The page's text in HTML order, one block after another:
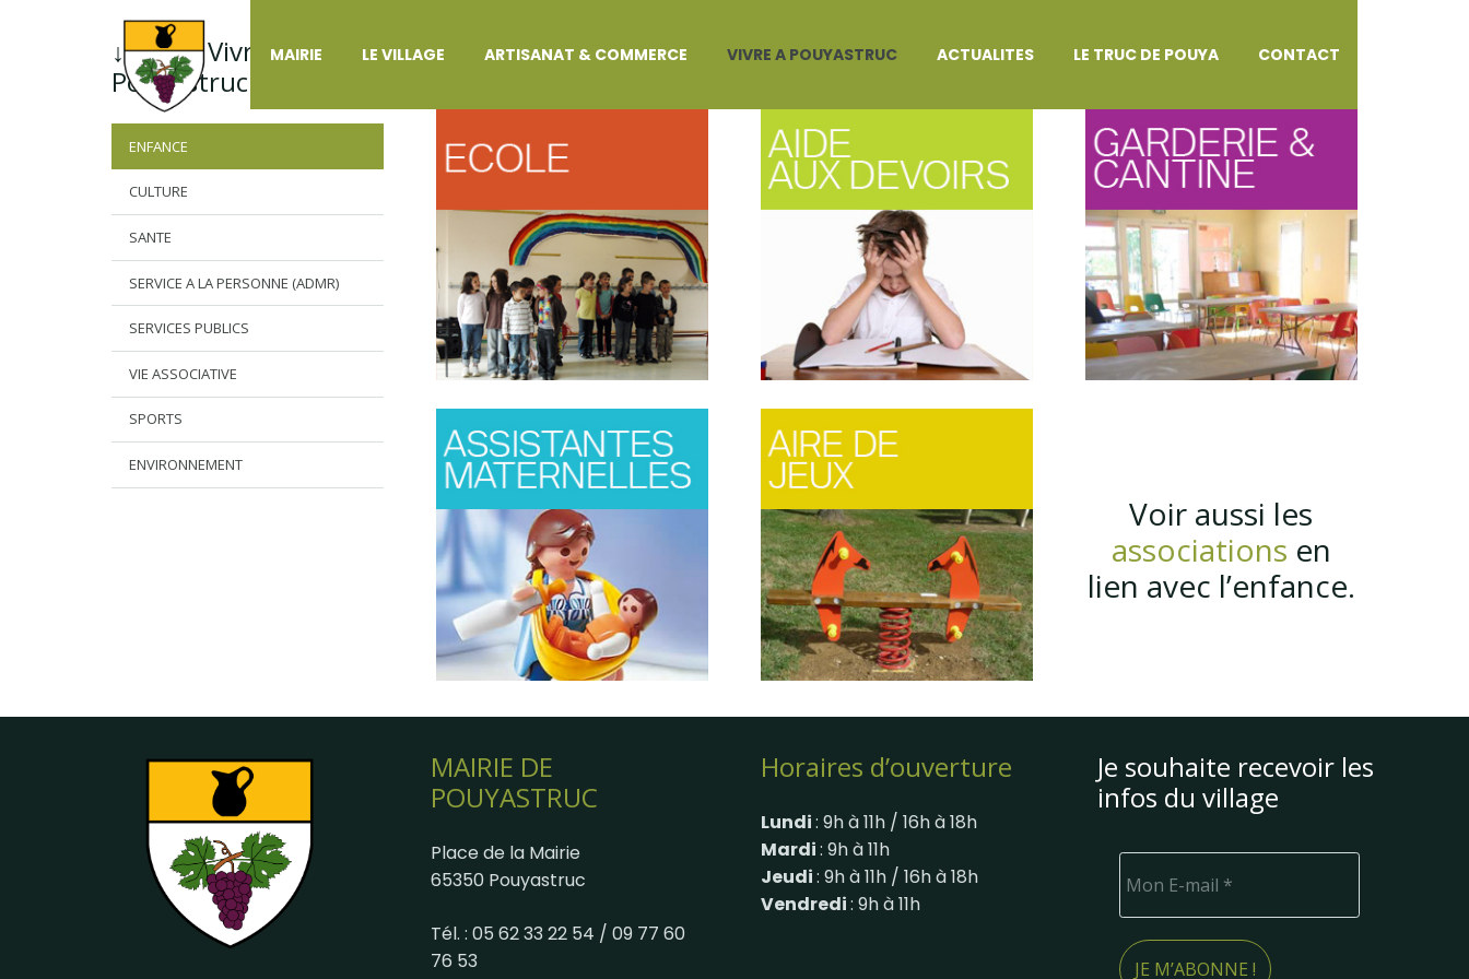
MAIRIE LE VILLAGE ARTISANAT & COMMERCE VIVRE A POUYASTRUC ACTUALITES LE TRUC DE POUYA CONTACT
↓ Menu Vivre à
Pouyastruc
ENFANCE
CULTURE
SANTE
SERVICE A LA PERSONNE (ADMR)
SERVICES PUBLICS
VIE ASSOCIATIVE
SPORTS
ENVIRONNEMENT
ENFANCE
Voir aussi les
associations en
lien avec l’enfance.
MAIRIE DE
POUYASTRUC
Place de la Mairie
65350 Pouyastruc
Tél. : 05 62 33 22 54 / 09 77 60
76 53
Horaires d’ouverture
Lundi: 9h à 11h / 16h à 18h
Mardi: 9h à 11h
Jeudi: 9h à 11h / 16h à 18h
Vendredi: 9h à 11h
Je souhaite recevoir les
infos du village